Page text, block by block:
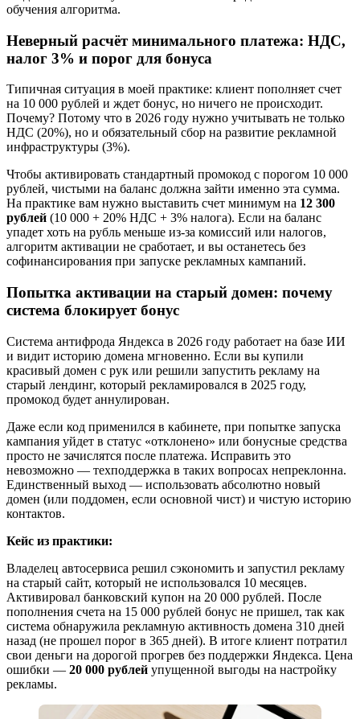
обучения алгоритма.
Неверный расчёт минимального платежа: НДС,
налог 3% и порог для бонуса
Типичная ситуация в моей практике: клиент пополняет счет
на 10 000 рублей и ждет бонус, но ничего не происходит.
Почему? Потому что в 2026 году нужно учитывать не только
НДС (20%), но и обязательный сбор на развитие рекламной
инфраструктуры (3%).
Чтобы активировать стандартный промокод с порогом 10 000
рублей, чистыми на баланс должна зайти именно эта сумма.
На практике вам нужно выставить счет минимум на 12 300
рублей (10 000 + 20% НДС + 3% налога). Если на баланс
упадет хоть на рубль меньше из-за комиссий или налогов,
алгоритм активации не сработает, и вы останетесь без
софинансирования при запуске рекламных кампаний.
Попытка активации на старый домен: почему
система блокирует бонус
Система антифрода Яндекса в 2026 году работает на базе ИИ
и видит историю домена мгновенно. Если вы купили
красивый домен с рук или решили запустить рекламу на
старый лендинг, который рекламировался в 2025 году,
промокод будет аннулирован.
Даже если код применился в кабинете, при попытке запуска
кампания уйдет в статус «отклонено» или бонусные средства
просто не зачислятся после платежа. Исправить это
невозможно — техподдержка в таких вопросах непреклонна.
Единственный выход — использовать абсолютно новый
домен (или поддомен, если основной чист) и чистую историю
контактов.
Кейс из практики:
Владелец автосервиса решил сэкономить и запустил рекламу
на старый сайт, который не использовался 10 месяцев.
Активировал банковский купон на 20 000 рублей. После
пополнения счета на 15 000 рублей бонус не пришел, так как
система обнаружила рекламную активность домена 310 дней
назад (не прошел порог в 365 дней). В итоге клиент потратил
свои деньги на дорогой прогрев без поддержки Яндекса. Цена
ошибки — 20 000 рублей упущенной выгоды на настройку
рекламы.